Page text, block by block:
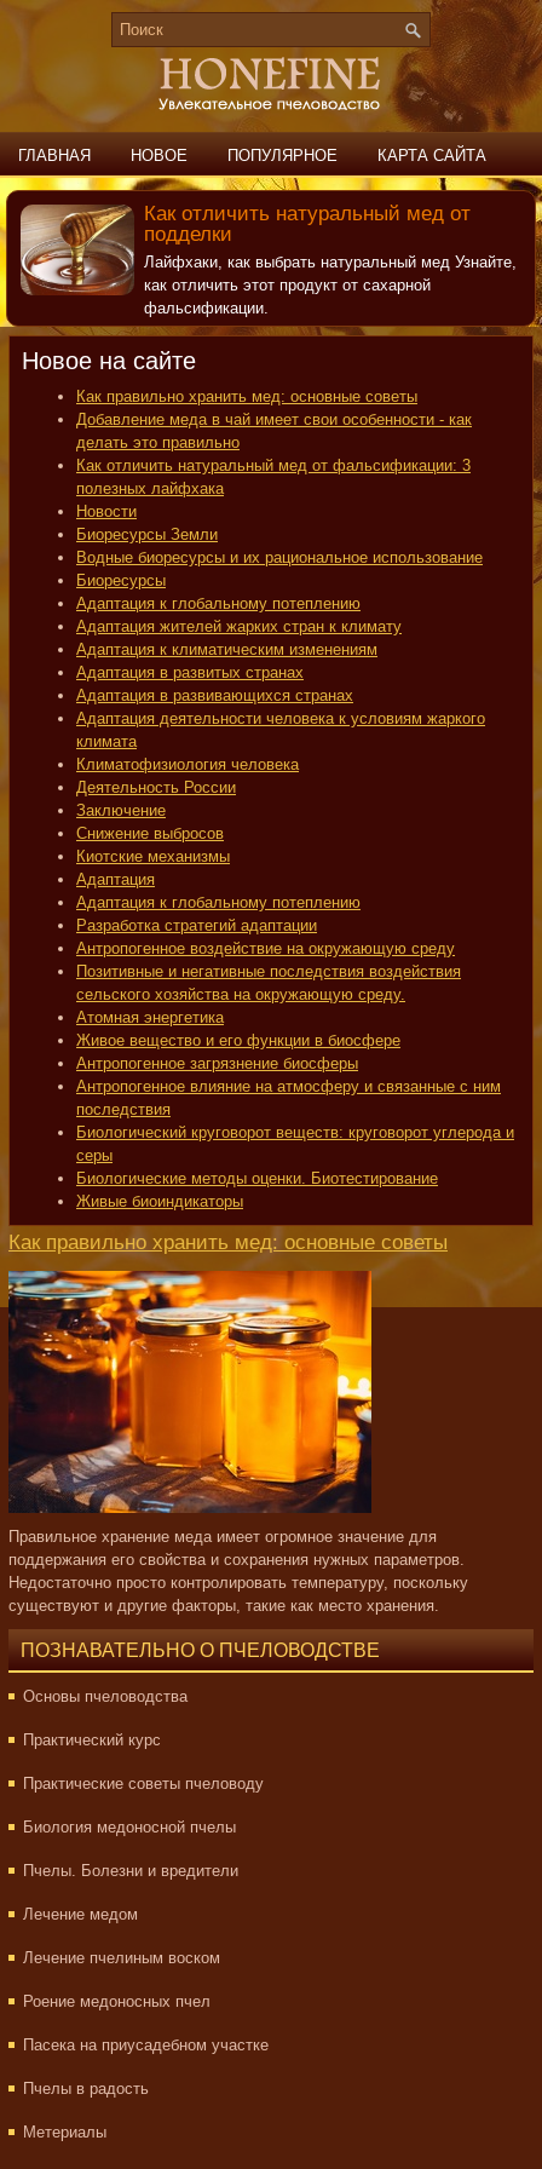
ГЛАВНАЯ НОВОЕ ПОПУЛЯРНОЕ КАРТА САЙТА
ПОИСК КОНТАКТЫ
Как отличить натуральный мед от
подделки
Лайфхаки, как выбрать натуральный мед Узнайте,
как отличить этот продукт от сахарной
фальсификации.
Новое на сайте
Как правильно хранить мед: основные советы
Добавление меда в чай имеет свои особенности - как
делать это правильно
Как отличить натуральный мед от фальсификации: 3
полезных лайфхака
Новости
Биоресурсы Земли
Водные биоресурсы и их рациональное использование
Биоресурсы
Адаптация к глобальному потеплению
Адаптация жителей жарких стран к климату
Адаптация к климатическим изменениям
Адаптация в развитых странах
Адаптация в развивающихся странах
Адаптация деятельности человека к условиям жаркого
климата
Климатофизиология человека
Деятельность России
Заключение
Снижение выбросов
Киотские механизмы
Адаптация
Адаптация к глобальному потеплению
Разработка стратегий адаптации
Антропогенное воздействие на окружающую среду
Позитивные и негативные последствия воздействия
сельского хозяйства на окружающую среду.
Атомная энергетика
Живое вещество и его функции в биосфере
Антропогенное загрязнение биосферы
Антропогенное влияние на атмосферу и связанные с ним
последствия
Биологический круговорот веществ: круговорот углерода и
серы
Биологические методы оценки. Биотестирование
Живые биоиндикаторы
Как правильно хранить мед: основные советы
Правильное хранение меда имеет огромное значение для
поддержания его свойства и сохранения нужных параметров.
Недостаточно просто контролировать температуру, поскольку
существуют и другие факторы, такие как место хранения.
ПОЗНАВАТЕЛЬНО О ПЧЕЛОВОДСТВЕ
Основы пчеловодства
Практический курс
Практические советы пчеловоду
Биология медоносной пчелы
Пчелы. Болезни и вредители
Лечение медом
Лечение пчелиным воском
Роение медоносных пчел
Пасека на приусадебном участке
Пчелы в радость
Метериалы